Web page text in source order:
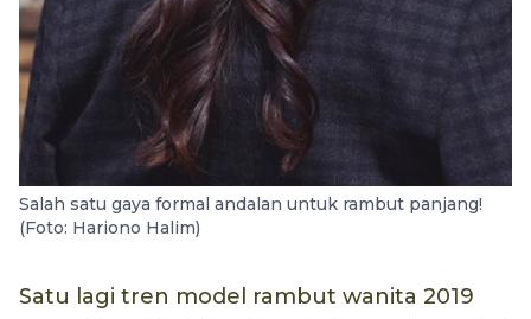
Salah satu gaya formal andalan untuk rambut panjang!
(Foto: Hariono Halim)
Satu lagi tren model rambut wanita 2019